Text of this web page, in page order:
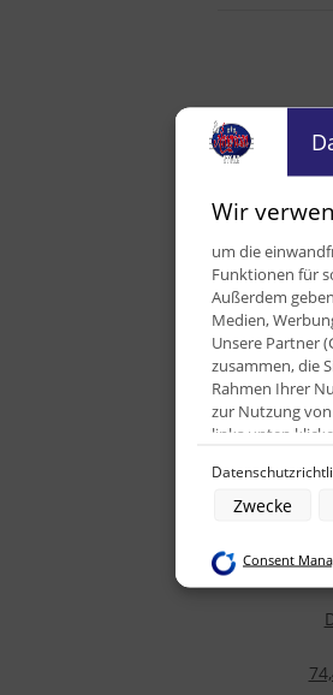
Wir
um die
Funktionen für
Außerdem
Medien,
Unsere Partner
zusammen, die
Rahmen Ihrer
zur Nutzung
links unten
Zwecke der
Speichern von
Verwendung
Erstellung von
Verwendung
Erstellung von
Verwendung
Messung der
Messung der
Analyse von
Entwicklung
Zwecke
Consent